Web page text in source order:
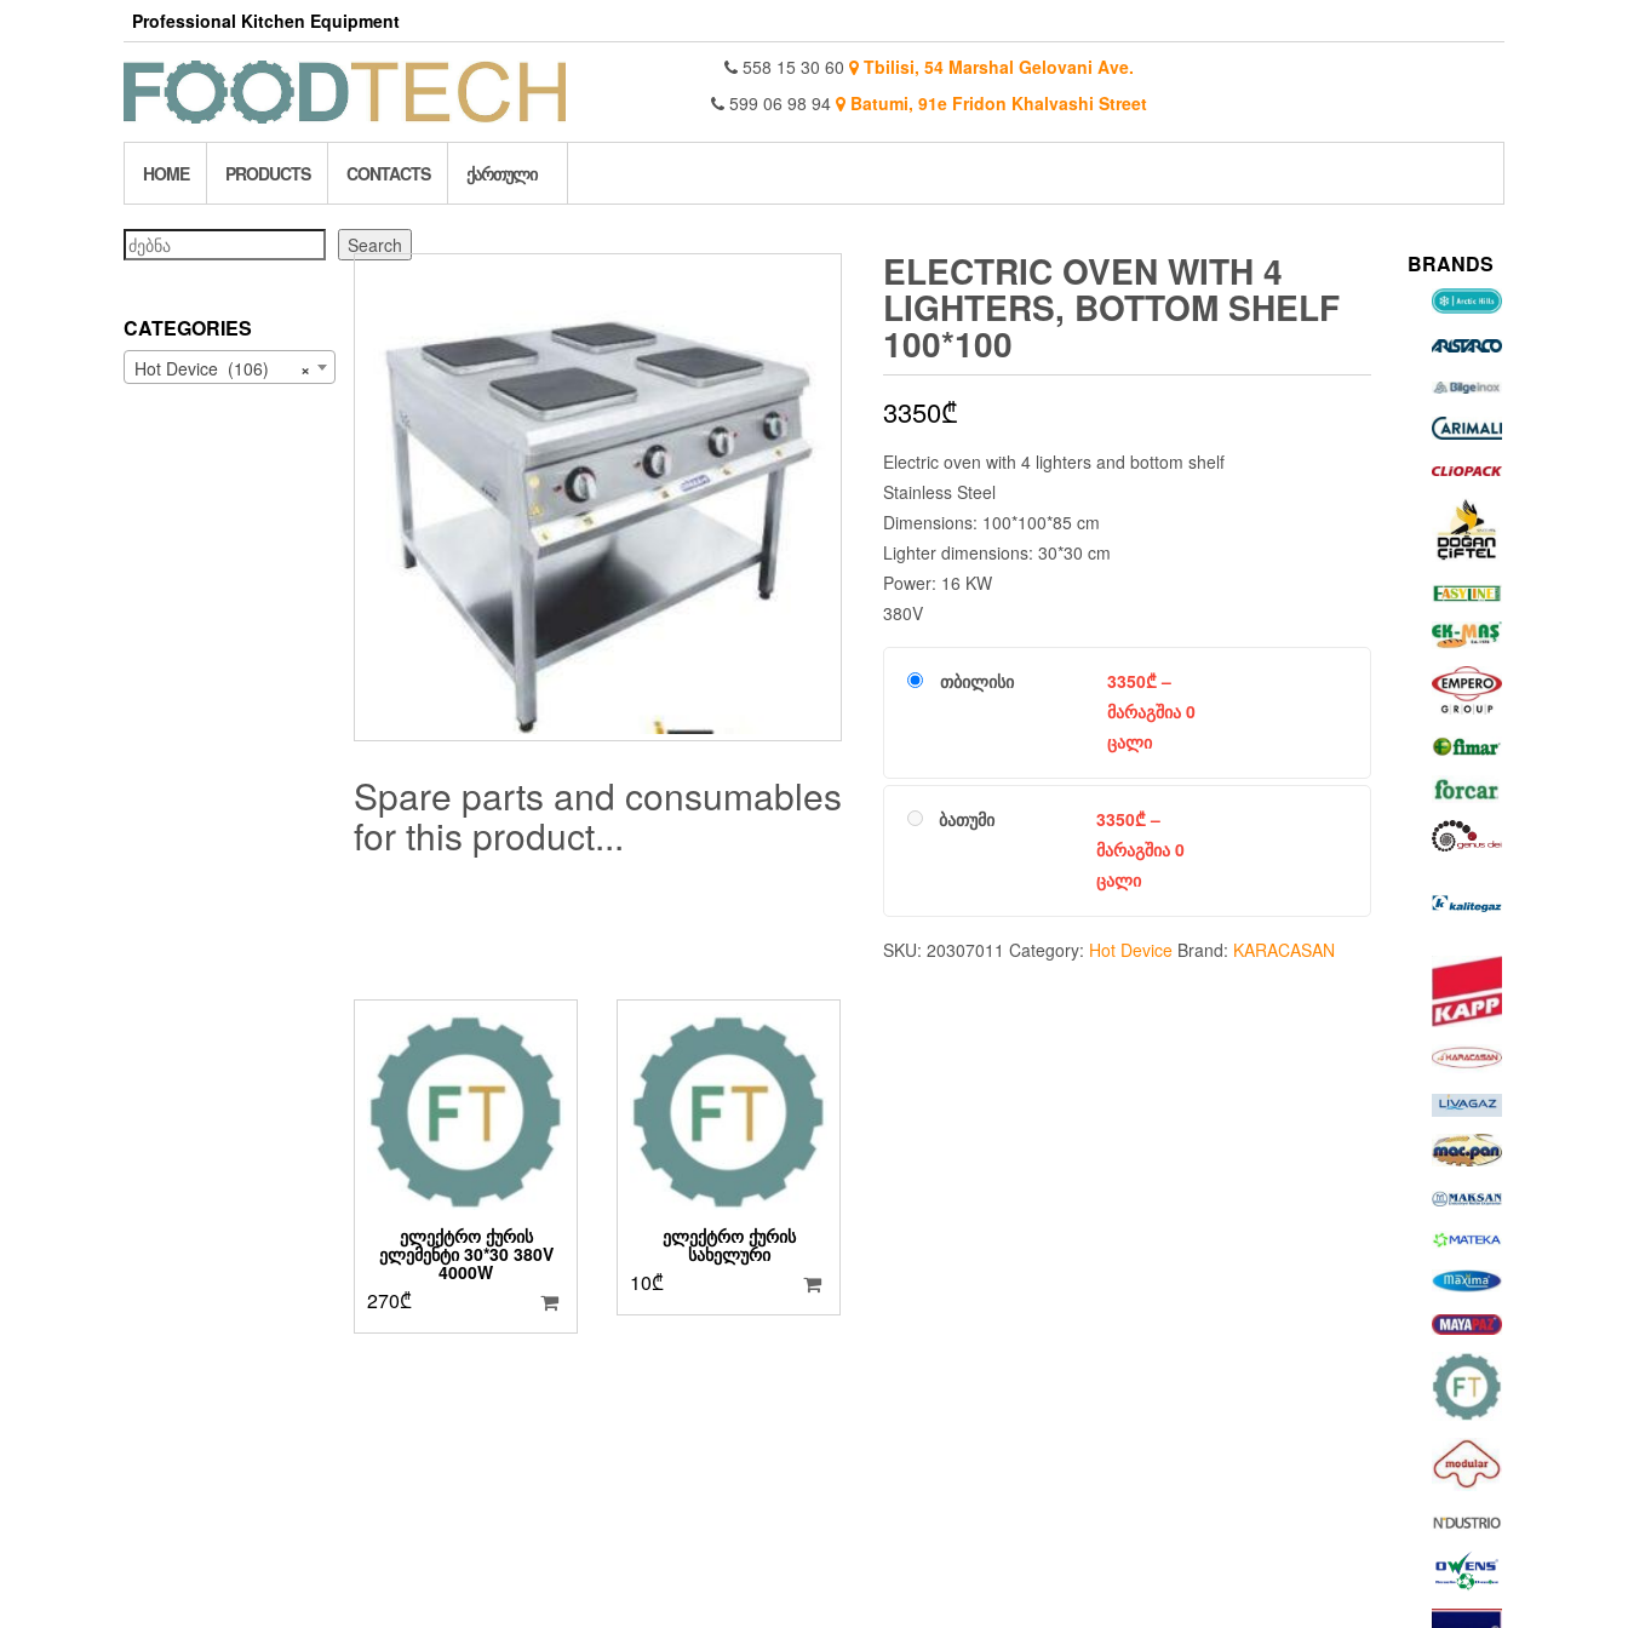
Professional Kitchen Equipment
558 15 30 60
Tbilisi, 54 Marshal Gelovani Ave.
599 06 98 94
Batumi, 91e Fridon Khalvashi Street
HOME PRODUCTS CONTACTS ᲥᲐᲠᲗᲣᲚᲘ
Search Search
CATEGORIES
×
Hot Device (106)
ELECTRIC OVEN WITH 4
LIGHTERS, BOTTOM SHELF
100*100
3350₾
Electric oven with 4 lighters and bottom shelf
Stainless Steel
Dimensions: 100*100*85 cm
Lighter dimensions: 30*30 cm
Power: 16 KW
380V
თბილისი 3350₾–
მარაგშია 0
ცალი
ბათუმი 3350₾–
მარაგშია 0
ცალი
SKU: 20307011 Category: Hot Device Brand: KARACASAN
Spare parts and consumables
for this product...
ᲔᲚᲔᲥᲢᲠᲝ ᲥᲣᲠᲘᲡ
ᲔᲚᲔᲛᲔᲜᲢᲘ 30*30 380V
4000W
270₾
ᲔᲚᲔᲥᲢᲠᲝ ᲥᲣᲠᲘᲡ
ᲡᲐᲮᲔᲚᲣᲠᲘ
10₾
BRANDS